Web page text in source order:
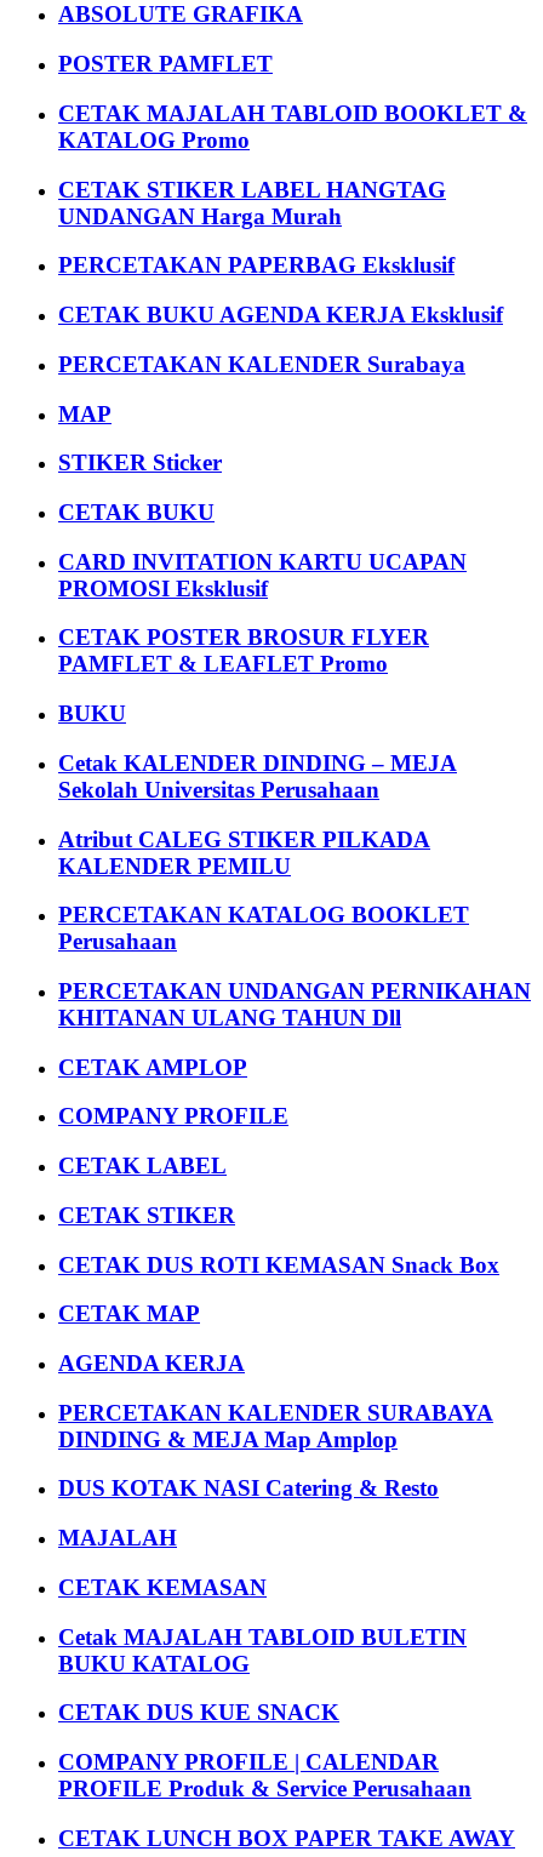
ABSOLUTE GRAFIKA
POSTER PAMFLET
CETAK MAJALAH TABLOID BOOKLET &
KATALOG Promo
CETAK STIKER LABEL HANGTAG
UNDANGAN Harga Murah
PERCETAKAN PAPERBAG Eksklusif
CETAK BUKU AGENDA KERJA Eksklusif
PERCETAKAN KALENDER Surabaya
MAP
STIKER Sticker
CETAK BUKU
CARD INVITATION KARTU UCAPAN
PROMOSI Eksklusif
CETAK POSTER BROSUR FLYER
PAMFLET & LEAFLET Promo
BUKU
Cetak KALENDER DINDING – MEJA
Sekolah Universitas Perusahaan
Atribut CALEG STIKER PILKADA
KALENDER PEMILU
PERCETAKAN KATALOG BOOKLET
Perusahaan
PERCETAKAN UNDANGAN PERNIKAHAN
KHITANAN ULANG TAHUN Dll
CETAK AMPLOP
COMPANY PROFILE
CETAK LABEL
CETAK STIKER
CETAK DUS ROTI KEMASAN Snack Box
CETAK MAP
AGENDA KERJA
PERCETAKAN KALENDER SURABAYA
DINDING & MEJA Map Amplop
DUS KOTAK NASI Catering & Resto
MAJALAH
CETAK KEMASAN
Cetak MAJALAH TABLOID BULETIN
BUKU KATALOG
CETAK DUS KUE SNACK
COMPANY PROFILE | CALENDAR
PROFILE Produk & Service Perusahaan
CETAK LUNCH BOX PAPER TAKE AWAY